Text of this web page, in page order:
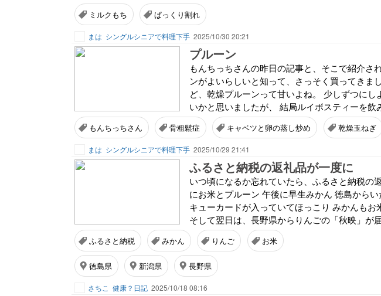
ミルクもち ぱっくり割れ
まは シングルシニアで料理下手 2025/10/30 20:21
プルーン
もんちっちさんの昨日の記事と、そこで紹介さ
ンがよいらしいと知って、さっそく買ってきま
ど、乾燥プルーンって甘いよね。 少しずつに
いかと思いましたが、 結局ルイボスティーを飲
もんちっちさん 骨粗鬆症 キャベツと卵の蒸し炒め 乾燥玉ねぎ
まは シングルシニアで料理下手 2025/10/29 21:41
ふるさと納税の返礼品が一度に
いつ頃になるか忘れていたら、ふるさと納税の
にお米とプルーン 午後に早生みかん 徳島から
キューカードが入っていてほっこり みかんも
そして翌日は、長野県からりんごの「秋映」が
ふるさと納税 みかん りんご お米
徳島県 新潟県 長野県
さちこ 健康？日記 2025/10/18 08:16